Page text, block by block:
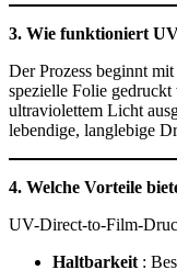
3. Wie funktioniert
Der Prozess beginnt
spezielle Folie
ultraviolettem Licht
lebendige, langlebige
4. Welche Vorteile
UV-Direct-to-Film-
Haltbarkeit :